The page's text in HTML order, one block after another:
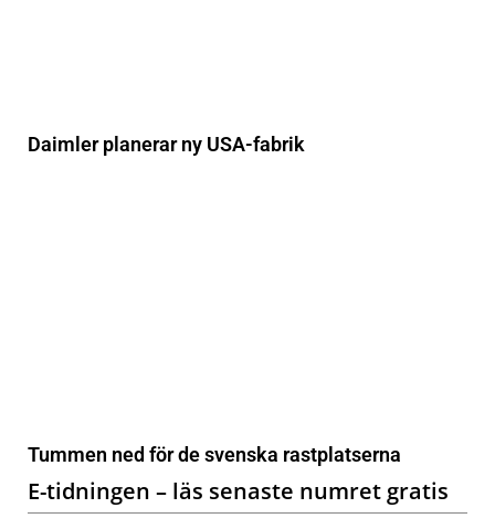
Daimler planerar ny USA-fabrik
Tummen ned för de svenska rastplatserna
E-tidningen – läs senaste numret gratis